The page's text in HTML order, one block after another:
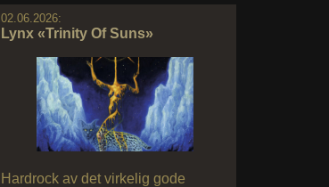
02.06.2026:
Lynx «Trinity Of Suns»
Hardrock av det virkelig gode